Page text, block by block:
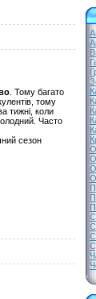
. Тому багато
тому
тижні, коли
Часто
сезон